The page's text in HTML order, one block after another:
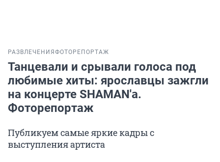
РАЗВЛЕЧЕНИЯ ФОТОРЕПОРТАЖ
Танцевали и срывали голоса под
любимые хиты: ярославцы зажгли
на концерте SHAMAN'а.
Фоторепортаж
Публикуем самые яркие кадры с
выступления артиста